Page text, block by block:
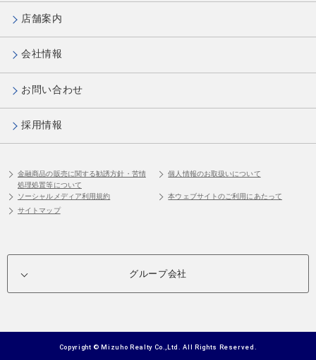
店舗案内
会社情報
お問い合わせ
採用情報
金融商品の販売に関する勧誘方針・苦情
処理処置等について
個人情報のお取扱いについて
ソーシャルメディア利用規約
本ウェブサイトのご利用にあたって
サイトマップ
グループ会社
Copyright © Mizuho Realty Co.,Ltd. All Rights Reserved.